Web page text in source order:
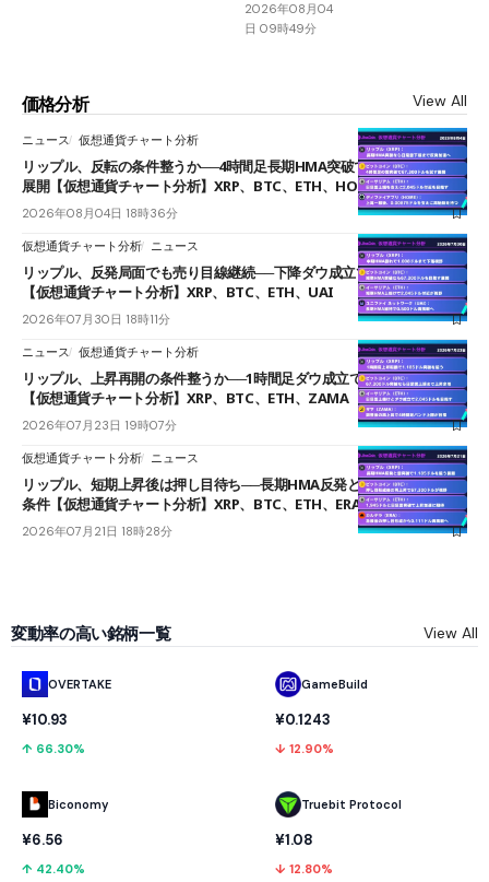
2026年08月04
日 09時49分
価格分析 View All
ニュース 仮想通貨チャート分析
リップル、反転の条件整うか──4時間足長期HMA突破で雲下端を目指す
展開【仮想通貨チャート分析】XRP、BTC、ETH、HOME
2026年08月04日 18時36分
仮想通貨チャート分析 ニュース
リップル、反発局面でも売り目線継続──下降ダウ成立で下値追う展開
【仮想通貨チャート分析】XRP、BTC、ETH、UAI
2026年07月30日 18時11分
ニュース 仮想通貨チャート分析
リップル、上昇再開の条件整うか──1時間足ダウ成立で1.185ドルを狙う
【仮想通貨チャート分析】XRP、BTC、ETH、ZAMA
2026年07月23日 19時07分
仮想通貨チャート分析 ニュース
リップル、短期上昇後は押し目待ち──長期HMA反発と雲上抜けが買い
条件【仮想通貨チャート分析】XRP、BTC、ETH、ERA
2026年07月21日 18時28分
変動率の高い銘柄一覧 View All
OVERTAKE
¥10.93
↑ 66.30%
Biconomy
¥6.56
↑ 42.40%
GameBuild
¥0.1243
↓ 12.90%
Truebit Protocol
¥1.08
↓ 12.80%